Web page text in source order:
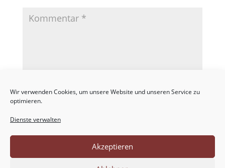
Wir verwenden Cookies, um unsere Website und unseren Service zu
optimieren.
Dienste verwalten
Akzeptieren